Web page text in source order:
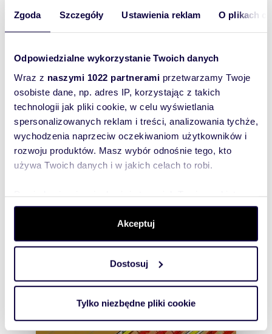
Zgoda Szczegóły Ustawienia reklam O plikach
Odpowiedzialne wykorzystanie Twoich danych
Wraz z naszymi 1022 partnerami przetwarzamy Twoje
osobiste dane, np. adres IP, korzystając z takich
technologii jak pliki cookie, w celu wyświetlania
spersonalizowanych reklam i treści, analizowania tychże,
wychodzenia naprzeciw oczekiwaniom użytkowników i
rozwoju produktów. Masz wybór odnośnie tego, kto
używa Twoich danych i w jakich celach to robi.
dane są przetwarzane oraz ustaw własne preferencje w
. W Deklaracji plików cookie możesz
zmienić lub wycofać swoją zgodę w dowolnej chwili.
Wykorzystujemy pliki cookie do spersonalizowania treści
i reklam, aby oferować funkcje społecznościowe i
korzystasz z naszej witryny, udostępniamy partnerom
Akceptuj
Dostosuj
Tylko niezbędne pliki cookie
12099m 1 050zł/m 2
Działka inwestycyjna 12 099 m² z MPZP,
blisko M1
12 703 950 zł
działka Marki
Mam przyjemność przedstawić na sprzedaż
wyjątkową działkę inwestycyjną znajdującą się
zaledwie kilka kroków od Centrum Handloweg...